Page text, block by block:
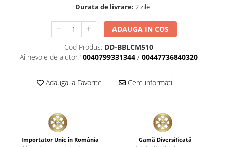
Durata de livrare: 2 zile
ADAUGA IN COS
Cod Produs: DD-BBLCM510
Ai nevoie de ajutor? 0040799331344 / 00447736840320
Adauga la Favorite Cere informatii
Importator Unic în România Gamă Diversificată